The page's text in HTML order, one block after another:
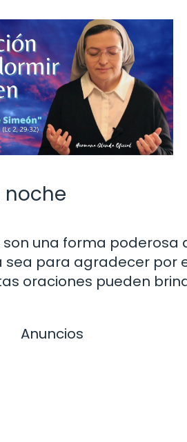
una forma poderosa
para agradecer por
oraciones pueden
Anuncios